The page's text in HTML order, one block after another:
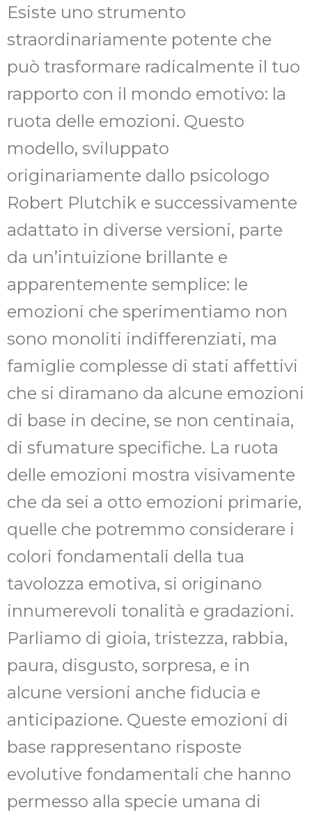
Esiste uno strumento
straordinariamente potente che
può trasformare radicalmente il tuo
rapporto con il mondo emotivo: la
ruota delle emozioni. Questo
modello, sviluppato
originariamente dallo psicologo
Robert Plutchik e successivamente
adattato in diverse versioni, parte
da un’intuizione brillante e
apparentemente semplice: le
emozioni che sperimentiamo non
sono monoliti indifferenziati, ma
famiglie complesse di stati affettivi
che si diramano da alcune emozioni
di base in decine, se non centinaia,
di sfumature specifiche. La ruota
delle emozioni mostra visivamente
che da sei a otto emozioni primarie,
quelle che potremmo considerare i
colori fondamentali della tua
tavolozza emotiva, si originano
innumerevoli tonalità e gradazioni.
Parliamo di gioia, tristezza, rabbia,
paura, disgusto, sorpresa, e in
alcune versioni anche fiducia e
anticipazione. Queste emozioni di
base rappresentano risposte
evolutive fondamentali che hanno
permesso alla specie umana di